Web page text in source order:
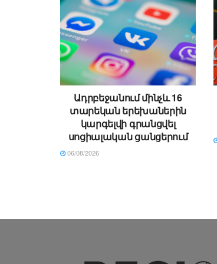
Ադրբեջանում մինչև 16
տարեկան երեխաներին
կարգելվի գրանցվել
սոցիալական ցանցերում
06/08/2026